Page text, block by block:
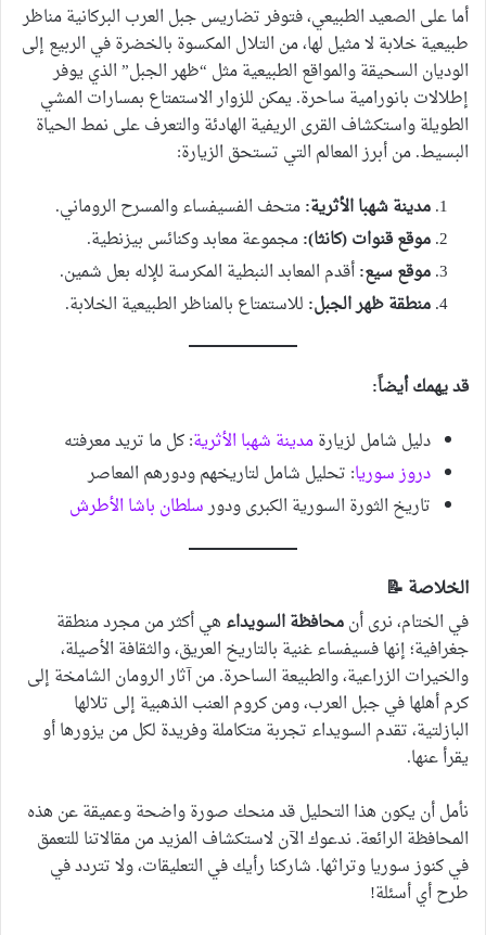
أما على الصعيد الطبيعي، فتوفر تضاريس جبل العرب البركانية مناظر
طبيعية خلابة لا مثيل لها، من التلال المكسوة بالخضرة في الربيع إلى
الوديان السحيقة والمواقع الطبيعية مثل “ظهر الجبل” الذي يوفر
إطلالات بانورامية ساحرة. يمكن للزوار الاستمتاع بمسارات المشي
الطويلة واستكشاف القرى الريفية الهادئة والتعرف على نمط الحياة
البسيط. من أبرز المعالم التي تستحق الزيارة:
مدينة شهبا الأثرية:متحف الفسيفساء والمسرح الروماني.
موقع قنوات (كانثا):مجموعة معابد وكنائس بيزنطية.
موقع سيع:أقدم المعابد النبطية المكرسة للإله بعل شمين.
منطقة ظهر الجبل: للاستمتاع بالمناظر الطبيعية الخلابة.
قد يهمك أيضاً:
دليل شامل لزيارةمدينة شهبا الأثرية: كل ما تريد معرفته
دروز سوريا: تحليل شامل لتاريخهم ودورهم المعاصر
تاريخ الثورة السورية الكبرى ودورسلطان باشا الأطرش
الخلاصة 📝
في الختام، نرى أنمحافظة السويداء هي أكثر من مجرد منطقة
جغرافية؛ إنها فسيفساء غنية بالتاريخ العريق، والثقافة الأصيلة،
والخيرات الزراعية، والطبيعة الساحرة. من آثار الرومان الشامخة إلى
كرم أهلها في جبل العرب، ومن كروم العنب الذهبية إلى تلالها
البازلتية، تقدم السويداء تجربة متكاملة وفريدة لكل من يزورها أو
يقرأ عنها.
نأمل أن يكون هذا التحليل قد منحك صورة واضحة وعميقة عن هذه
المحافظة الرائعة. ندعوك الآن لاستكشاف المزيد من مقالاتنا للتعمق
في كنوز سوريا وتراثها. شاركنا رأيك في التعليقات، ولا تتردد في
طرح أي أسئلة!